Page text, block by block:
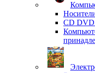
CD DVD